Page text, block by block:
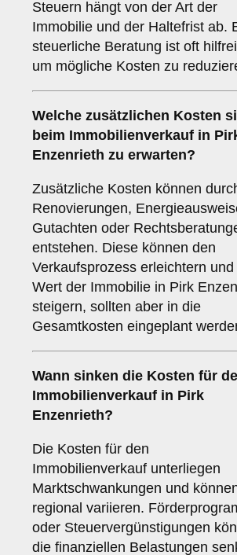
Steuern hängt von der Art der
Immobilie und der Haltefrist ab.
steuerliche Beratung ist oft
um mögliche Kosten zu
Welche zusätzlichen Kosten
beim Immobilienverkauf in
Enzenrieth zu erwarten?
Zusätzliche Kosten können
Renovierungen,
Gutachten oder
entstehen. Diese können den
Verkaufsprozess erleichtern und
Wert der Immobilie in Pirk
steigern, sollten aber in die
Gesamtkosten eingeplant
Wann sinken die Kosten für
Immobilienverkauf in Pirk
Enzenrieth?
Die Kosten für den
Immobilienverkauf unterliegen
Marktschwankungen und
regional variieren.
oder Steuervergünstigungen
die finanziellen Belastungen